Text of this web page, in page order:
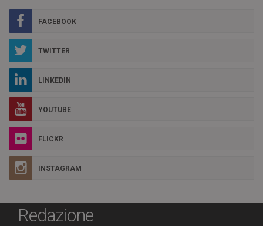
FACEBOOK
TWITTER
LINKEDIN
YOUTUBE
FLICKR
INSTAGRAM
Redazione